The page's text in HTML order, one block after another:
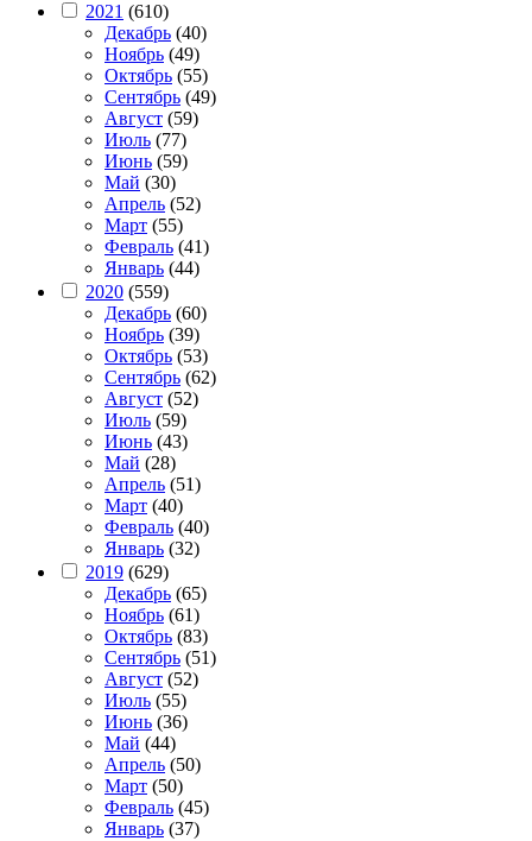
2021 (610)
Декабрь (40)
Ноябрь (49)
Октябрь (55)
Сентябрь (49)
Август (59)
Июль (77)
Июнь (59)
Май (30)
Апрель (52)
Март (55)
Февраль (41)
Январь (44)
2020 (559)
Декабрь (60)
Ноябрь (39)
Октябрь (53)
Сентябрь (62)
Август (52)
Июль (59)
Июнь (43)
Май (28)
Апрель (51)
Март (40)
Февраль (40)
Январь (32)
2019 (629)
Декабрь (65)
Ноябрь (61)
Октябрь (83)
Сентябрь (51)
Август (52)
Июль (55)
Июнь (36)
Май (44)
Апрель (50)
Март (50)
Февраль (45)
Январь (37)